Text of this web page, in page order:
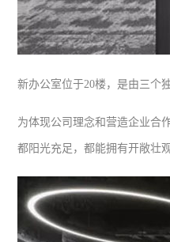
新办公室位于20楼，是由三个
为体现公司理念和营造企业合
都阳光充足，都能拥有开敞壮